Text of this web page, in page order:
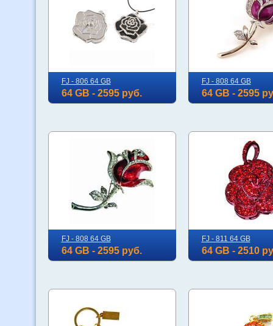
FJ - 806 64 GB
64 GB - 2595 руб.
FJ - 808 64 GB
64 GB - 2595
FJ - 808 64 GB
64 GB - 2595 руб.
FJ - 811 64 GB
64 GB - 2510